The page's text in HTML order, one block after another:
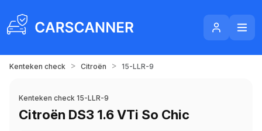
Kenteken check > Citroën > 15-LLR-9
Kenteken check 15-LLR-9
Citroën DS3 1.6 VTi So Chic